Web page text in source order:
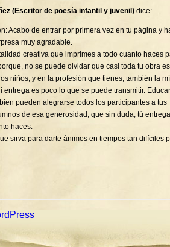
(Escritor de poesía infantil y juvenil) dice:
Acabo de entrar por primera vez en tu página y
muy agradable.
creativa que imprimes a todo cuanto haces
no se puede olvidar que casi toda tu obra
niños, y en la profesión que tienes, también la
entrega es poco lo que se puede transmitir.
pueden alegrarse todos los participantes a tus
de esa generosidad, que sin duda, tú
haces.
sirva para darte ánimos en tiempos tan difíciles